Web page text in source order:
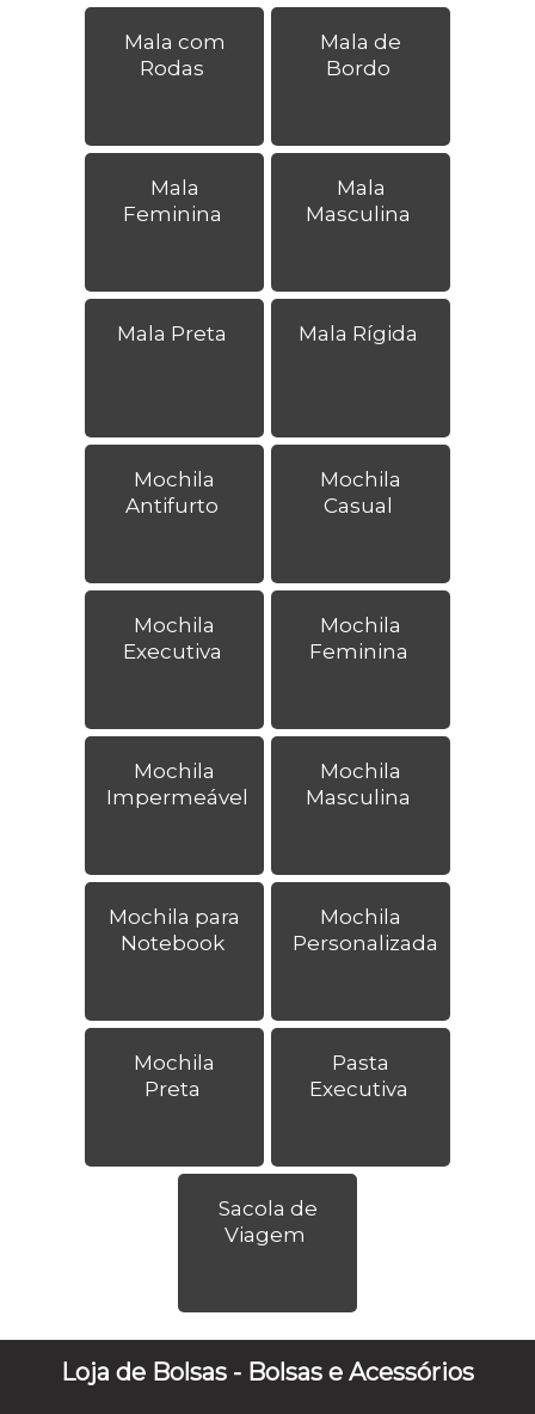
Mala com
Rodas
Mala de
Bordo
Mala
Feminina
Mala
Masculina
Mala Preta Mala Rígida
Mochila
Antifurto
Mochila
Casual
Mochila
Executiva
Mochila
Feminina
Mochila
Impermeável
Mochila
Masculina
Mochila para
Notebook
Mochila
Personalizada
Mochila
Preta
Pasta
Executiva
Sacola de
Viagem
Loja de Bolsas - Bolsas e Acessórios